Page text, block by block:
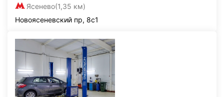
Ясенево(1,35 км)
Новоясеневский пр, 8с1